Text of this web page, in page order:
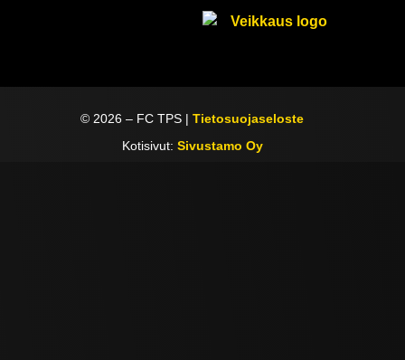
© 2026 – FC TPS |Tietosuojaseloste
Kotisivut: Sivustamo Oy